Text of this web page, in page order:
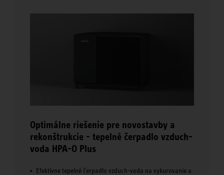
Optimálne riešenie pre novostavby a
rekonštrukcie - tepelné čerpadlo vzduch-
voda HPA-O Plus​
Efektívne tepelné čerpadlo vzduch-voda na vykurovanie a